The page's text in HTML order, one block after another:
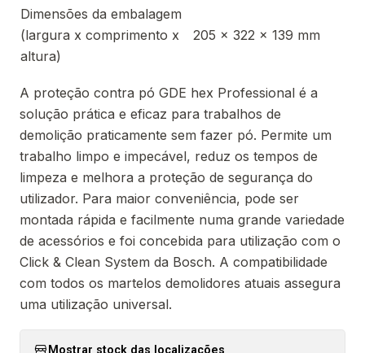
Dimensões da embalagem
(largura x comprimento x
altura)
205 x 322 x 139 mm
A proteção contra pó GDE hex Professional é a
solução prática e eficaz para trabalhos de
demolição praticamente sem fazer pó. Permite um
trabalho limpo e impecável, reduz os tempos de
limpeza e melhora a proteção de segurança do
utilizador. Para maior conveniência, pode ser
montada rápida e facilmente numa grande variedade
de acessórios e foi concebida para utilização com o
Click & Clean System da Bosch. A compatibilidade
com todos os martelos demolidores atuais assegura
uma utilização universal.
Mostrar stock das localizações